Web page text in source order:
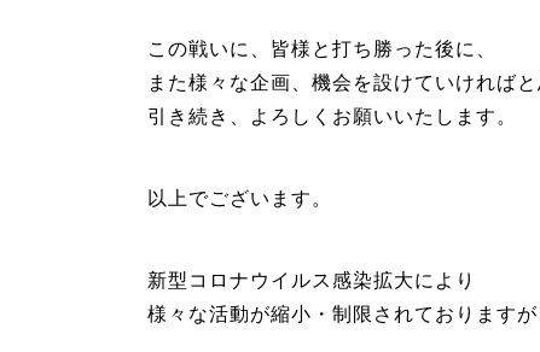
この戦いに、皆様と打ち勝った後に、
また様々な企画、機会を設けていければと
引き続き、よろしくお願いいたします。
以上でございます。
新型コロナウイルス感染拡大により
様々な活動が縮小・制限されておりますが